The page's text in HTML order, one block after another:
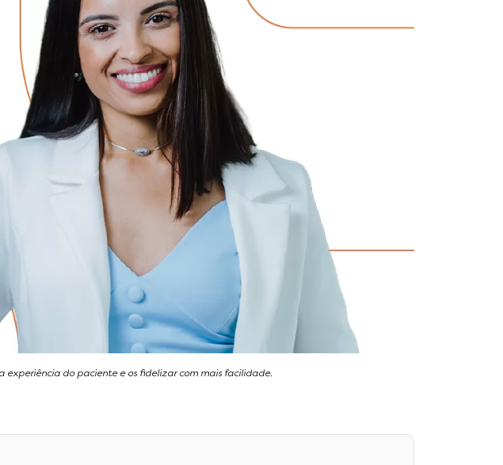
do paciente e os fidelizar com mais facilidade.